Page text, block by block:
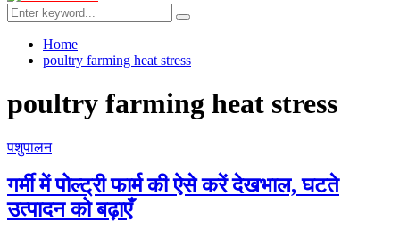
Menu
Search
for:
Search
Home
poultry farming heat stress
poultry farming heat stress
पशुपालन
गर्मी में पोल्ट्री फार्म की ऐसे करें देखभाल, घटते
उत्पादन को बढ़ाएँ